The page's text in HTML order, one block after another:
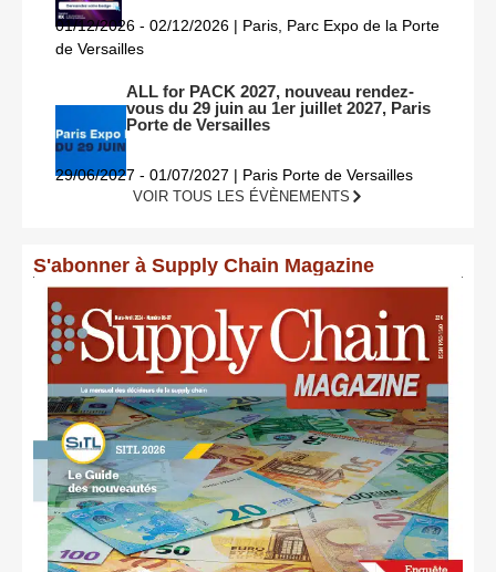
01/12/2026 - 02/12/2026 | Paris, Parc Expo de la Porte
de Versailles
ALL for PACK 2027, nouveau rendez-
vous du 29 juin au 1er juillet 2027, Paris
Porte de Versailles
29/06/2027 - 01/07/2027 | Paris Porte de Versailles
VOIR TOUS LES ÉVÈNEMENTS
S'abonner à Supply Chain Magazine